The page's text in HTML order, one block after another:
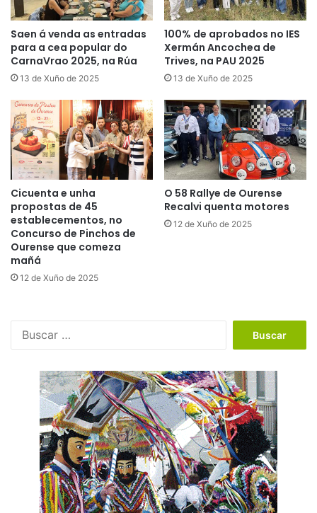
Saen á venda as entradas
para a cea popular do
CarnaVrao 2025, na Rúa
13 de Xuño de 2025
100% de aprobados no IES
Xermán Ancochea de
Trives, na PAU 2025
13 de Xuño de 2025
Cicuenta e unha
propostas de 45
establecementos, no
Concurso de Pinchos de
Ourense que comeza
mañá
12 de Xuño de 2025
O 58 Rallye de Ourense
Recalvi quenta motores
12 de Xuño de 2025
c
a
r
: